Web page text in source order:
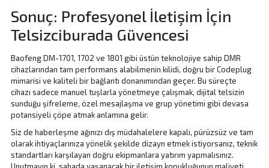
Sonuç: Profesyonel İletişim İçin
Telsizciburada Güvencesi
Baofeng DM-1701, 1702 ve 1801 gibi üstün teknolojiye sahip DMR
cihazlarından tam performans alabilmenin kilidi, doğru bir Codeplug
mimarisi ve kaliteli bir bağlantı donanımından geçer. Bu süreçte
cihazı sadece manuel tuşlarla yönetmeye çalışmak, dijital telsizin
sunduğu şifreleme, özel mesajlaşma ve grup yönetimi gibi devasa
potansiyeli çöpe atmak anlamına gelir.
Siz de haberleşme ağınızı dış müdahalelere kapalı, pürüzsüz ve tam
olarak ihtiyaçlarınıza yönelik şekilde dizayn etmek istiyorsanız, teknik
standartları karşılayan doğru ekipmanlara yatırım yapmalısınız.